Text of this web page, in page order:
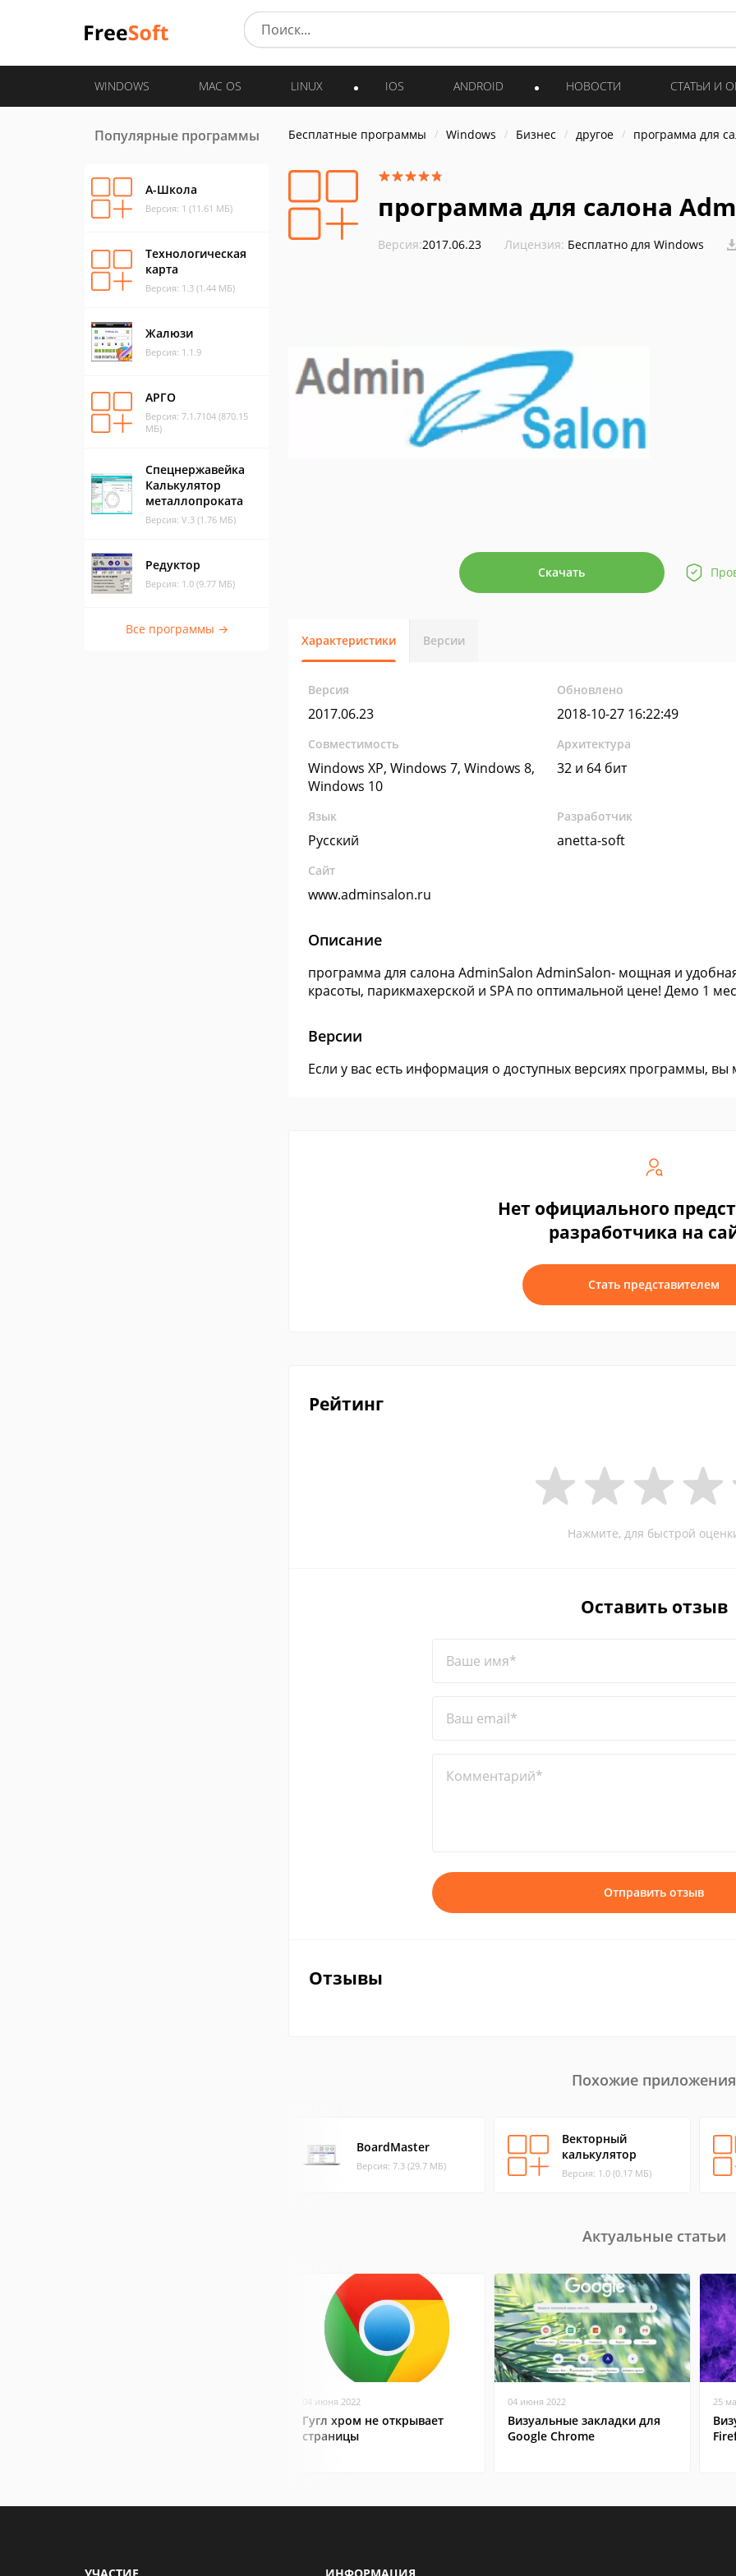
WINDOWS MAC OS LINUX IOS ANDROID НОВОСТИ СТАТЬИ И
Популярные программы
А-Школа
Версия: 1 (11.61 МБ)
Технологическая
карта
Версия: 1.3 (1.44 МБ)
Жалюзи
Версия: 1.1.9
АРГО
Версия: 7.1.7104 (870.15
МБ)
Спецнержавейка
Калькулятор
металлопроката
Версия: V.3 (1.76 МБ)
Редуктор
Версия: 1.0 (9.77 МБ)
Все программы →
Бесплатные программы Windows Бизнес другое программа для
программа для салона
Версия:2017.06.23 Лицензия: Бесплатно для Windows
Скачать
Характеристики Версии
Версия
2017.06.23
Обновлено
2018-10-27 16:22:49
Совместимость
Windows XP, Windows 7, Windows 8,
Windows 10
Архитектура
32 и 64 бит
Язык
Русский
Разработчик
anetta-soft
Сайт
www.adminsalon.ru
Описание
программа для салона AdminSalon AdminSalon- мощная и
красоты, парикмахерской и SPA по оптимальной цене! Демо 1
Версии
Если у вас есть информация о доступных версиях программы,
Нет официального
разработчика на
Стать представителем
Рейтинг
Нажмите, для быстрой
Оставить отзыв
Ваше имя*
Ваш email*
Комментарий*
Отправить отзыв
Отзывы
Похожие приложения
BoardMaster
Версия: 7.3 (29.7 МБ)
Векторный
калькулятор
Версия: 1.0 (0.17 МБ)
Актуальные статьи
04 июня 2022
Гугл хром не открывает
страницы
04 июня 2022
Визуальные закладки для
Google Chrome
25